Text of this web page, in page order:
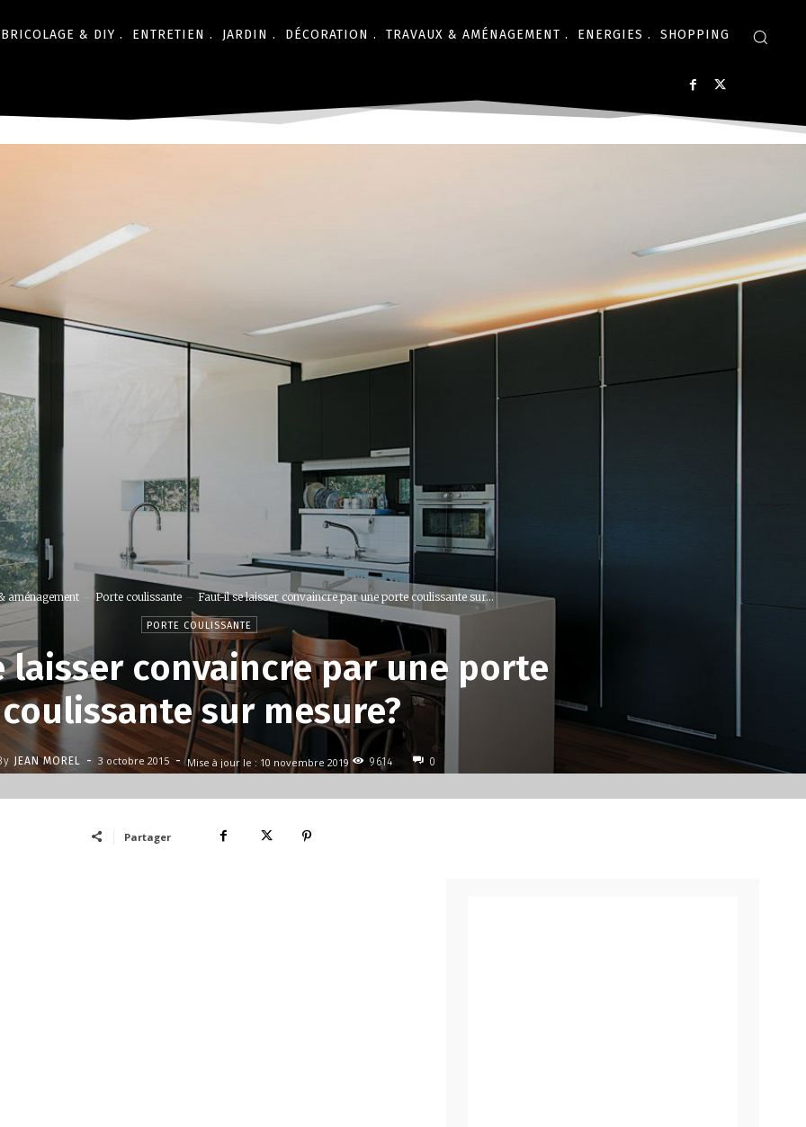
BRICOLAGE & DIY . ENTRETIEN . JARDIN . DÉCORATION . TRAVAUX & AMÉNAGEMENT . ENERGIES . SHOPPING
aménagement Porte coulissante Faut-il se laisser convaincre par une porte coulissante sur...
PORTE COULISSANTE
laisser convaincre par une porte
coulissante sur mesure?
JEAN MOREL - 3 octobre 2015 - Mise à jour le : 10 novembre 2019 9614 0
Partager